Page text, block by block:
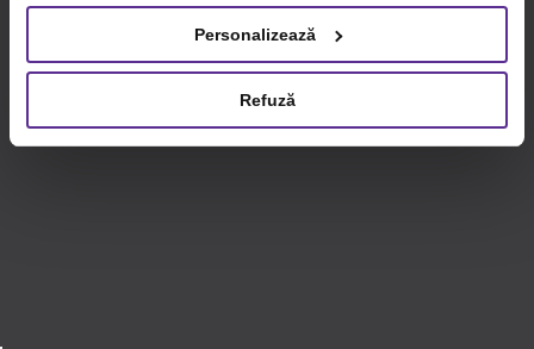
privind utilizarea modulelor cookie.Detalii
Personalizează
Refuză